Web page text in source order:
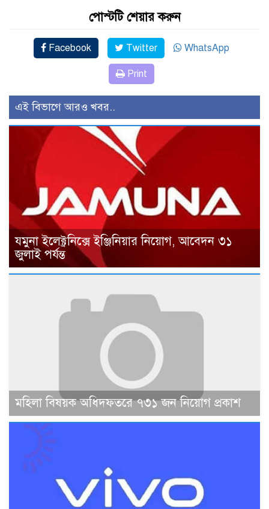
পোস্টটি শেয়ার করুন
Facebook Twitter WhatsApp
Print
এই বিভাগে আরও খবর..
যমুনা ইলেক্ট্রনিক্সে ইঞ্জিনিয়ার নিয়োগ, আবেদন ৩১
জুলাই পর্যন্ত
মহিলা বিষয়ক অধিদফতরে ৭৩১ জন নিয়োগ প্রকাশ